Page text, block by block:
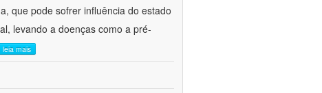
que pode sofrer influência do estado
levando a doenças como a pré-
leia mais